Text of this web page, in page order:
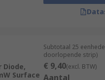
Diode,
Surface
Subtotaal 25
doorlopende strip)
€ 9,40(excl. BTW)
Aantal